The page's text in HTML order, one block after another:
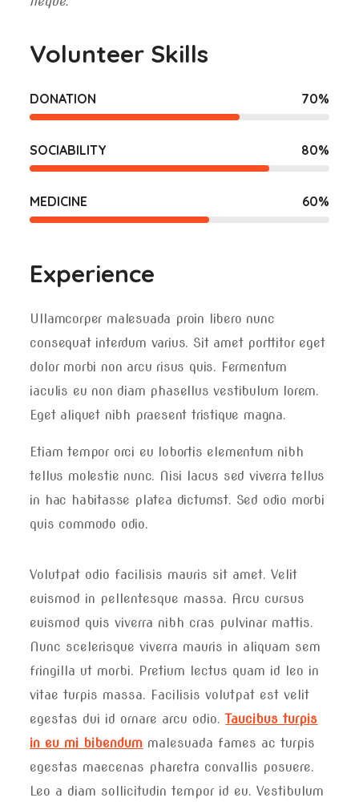
Volunteer Skills
DONATION 70%
SOCIABILITY 80%
MEDICINE 60%
Experience
Ullamcorper malesuada proin libero nunc
consequat interdum varius. Sit amet porttitor eget
dolor morbi non arcu risus quis. Fermentum
iaculis eu non diam phasellus vestibulum lorem.
Eget aliquet nibh praesent tristique magna.
Etiam tempor orci eu lobortis elementum nibh
tellus molestie nunc. Nisi lacus sed viverra tellus
in hac habitasse platea dictumst. Sed odio morbi
quis commodo odio.
Volutpat odio facilisis mauris sit amet. Velit
euismod in pellentesque massa. Arcu cursus
euismod quis viverra nibh cras pulvinar mattis.
Nunc scelerisque viverra mauris in aliquam sem
fringilla ut morbi. Pretium lectus quam id leo in
vitae turpis massa. Facilisis volutpat est velit
egestas dui id ornare arcu odio.Taucibus turpis
in eu mi bibendum malesuada fames ac turpis
egestas maecenas pharetra convallis posuere.
Leo a diam sollicitudin tempor id eu. Vestibulum